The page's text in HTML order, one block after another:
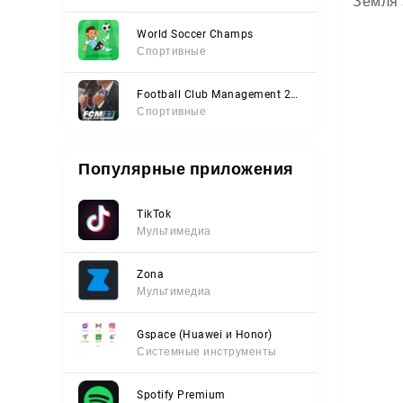
World Soccer Champs
Спортивные
Football Club Management 2023
Спортивные
Популярные приложения
TikTok
Мультимедиа
Zona
Мультимедиа
Gspace (Huawei и Honor)
Системные инструменты
Spotify Premium